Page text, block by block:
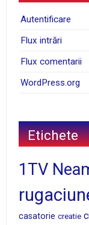
Autentificare
Flux intrări
Flux comentarii
WordPress.org
Etichete
1TV
casatorie creatie